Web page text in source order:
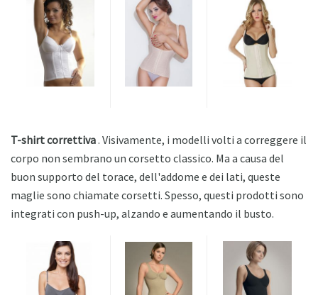
T-shirt correttiva. Visivamente, i modelli volti a correggere il
corpo non sembrano un corsetto classico. Ma a causa del
buon supporto del torace, dell'addome e dei lati, queste
maglie sono chiamate corsetti. Spesso, questi prodotti sono
integrati con push-up, alzando e aumentando il busto.